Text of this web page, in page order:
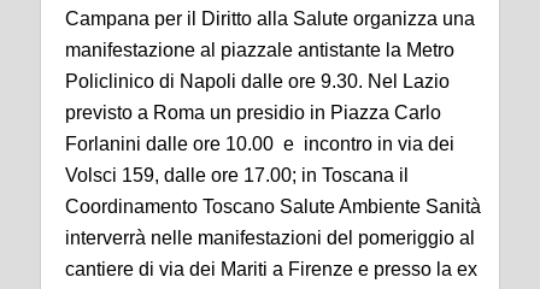
Campana per il Diritto alla Salute organizza una
manifestazione al piazzale antistante la Metro
Policlinico di Napoli dalle ore 9.30. Nel Lazio
previsto a Roma un presidio in Piazza Carlo
Forlanini dalle ore 10.00 e incontro in via dei
Volsci 159, dalle ore 17.00; in Toscana il
Coordinamento Toscano Salute Ambiente Sanità
interverrà nelle manifestazioni del pomeriggio al
cantiere di via dei Mariti a Firenze e presso la ex